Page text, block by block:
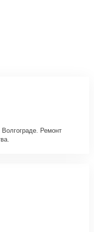
Ремонт